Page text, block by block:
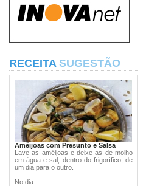
RECEITA SUGESTÃO
Amêijoas com Presunto e Salsa
Lave as amêijoas e deixe-as de molho
em água e sal, dentro do frigorífico, de
um dia para o outro.
No dia ...